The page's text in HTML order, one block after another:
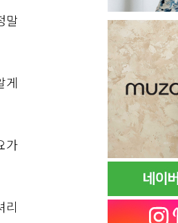
말
게
가
리